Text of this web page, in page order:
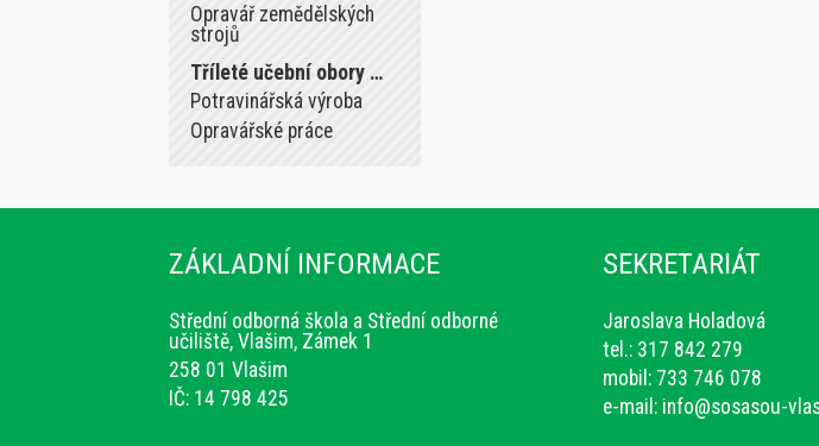
Opravář zemědělských
strojů
Tříleté učební obory …
Potravinářská výroba
Opravářské práce
ZÁKLADNÍ INFORMACE
Střední odborná škola a Střední odborné
učiliště, Vlašim, Zámek 1
258 01 Vlašim
IČ: 14 798 425
SEKRETARIÁT
Jaroslava Holadová
tel.: 317 842 279
mobil: 733 746 078
e-mail: info@sosasou-